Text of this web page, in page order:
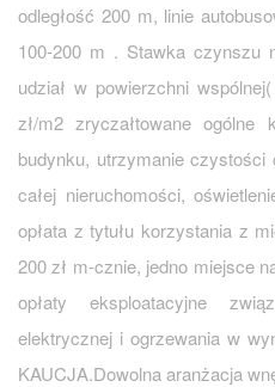
odległość 200 m, linie
100-200 m . Stawka czynszu
udział w powierzchni
zł/m2 zryczałtowane
budynku, utrzymanie
całej nieruchomości,
opłata z tytułu korzystania z
200 zł m-cznie, jedno miejsce
opłaty eksploatacyjne
elektrycznej i ogrzewania w
KAUCJA.Dowolna aranżacja